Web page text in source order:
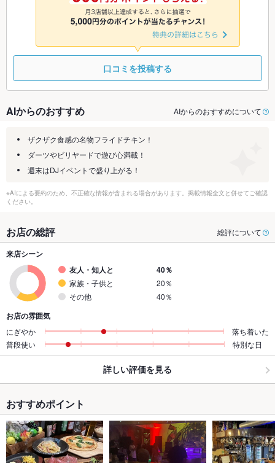
9/5
◎
9/6
◎
9/7
◎
口コミを投稿する
AIからのおすすめ AIからのおすすめについて
ザクザク食感の名物フライドチキン！
ダーツやビリヤードで遊び心満載！
週末はDJイベントで盛り上がる！
※AIによる要約のため、不正確な情報が含まれる場合があります。掲載情報全文と併せてご確認
ください。
お店の総評 総評について
来店シーン
友人・知人と
40％
家族・子供と
20％
その他
40％
お店の雰囲気
にぎやか
落ち着いた
普段使い
特別な日
詳しい評価を見る
おすすめポイント